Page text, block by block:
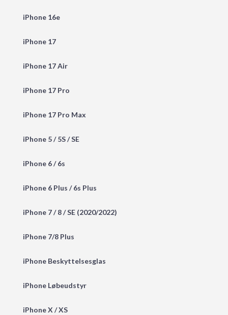
iPhone 16e
iPhone 17
iPhone 17 Air
iPhone 17 Pro
iPhone 17 Pro Max
iPhone 5 / 5S / SE
iPhone 6 / 6s
iPhone 6 Plus / 6s Plus
iPhone 7 / 8 / SE (2020/2022)
iPhone 7/8 Plus
iPhone Beskyttelsesglas
iPhone Løbeudstyr
iPhone X / XS